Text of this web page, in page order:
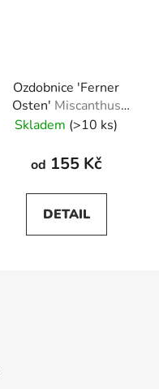
Ozdobnice 'Ferner
Osten' Miscanthus
sinensis Ferner Osten
Skladem (>10 ks)
od 155 Kč
DETAIL